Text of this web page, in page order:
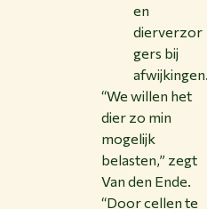
en
dierverzor
gers bij
afwijkingen.
“We willen het
dier zo min
mogelijk
belasten,” zegt
Van den Ende.
“Door cellen te